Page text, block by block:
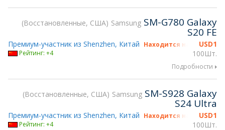
Восстановленные, США Samsung SM-G780 Galaxy
S20 FE
USD1
100Шт.
Премиум-участник из Shenzhen, Китай Находится на gsmX
Рейтинг: +4
Подробности
Восстановленные, США Samsung SM-S928 Galaxy
S24 Ultra
USD1
100Шт.
Премиум-участник из Shenzhen, Китай Находится на gsmX
Рейтинг: +4